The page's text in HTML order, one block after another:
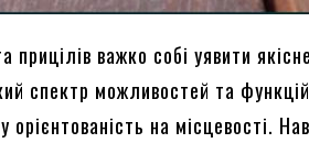
прицілів важко собі уявити
спектр можливостей та
на місцевості.